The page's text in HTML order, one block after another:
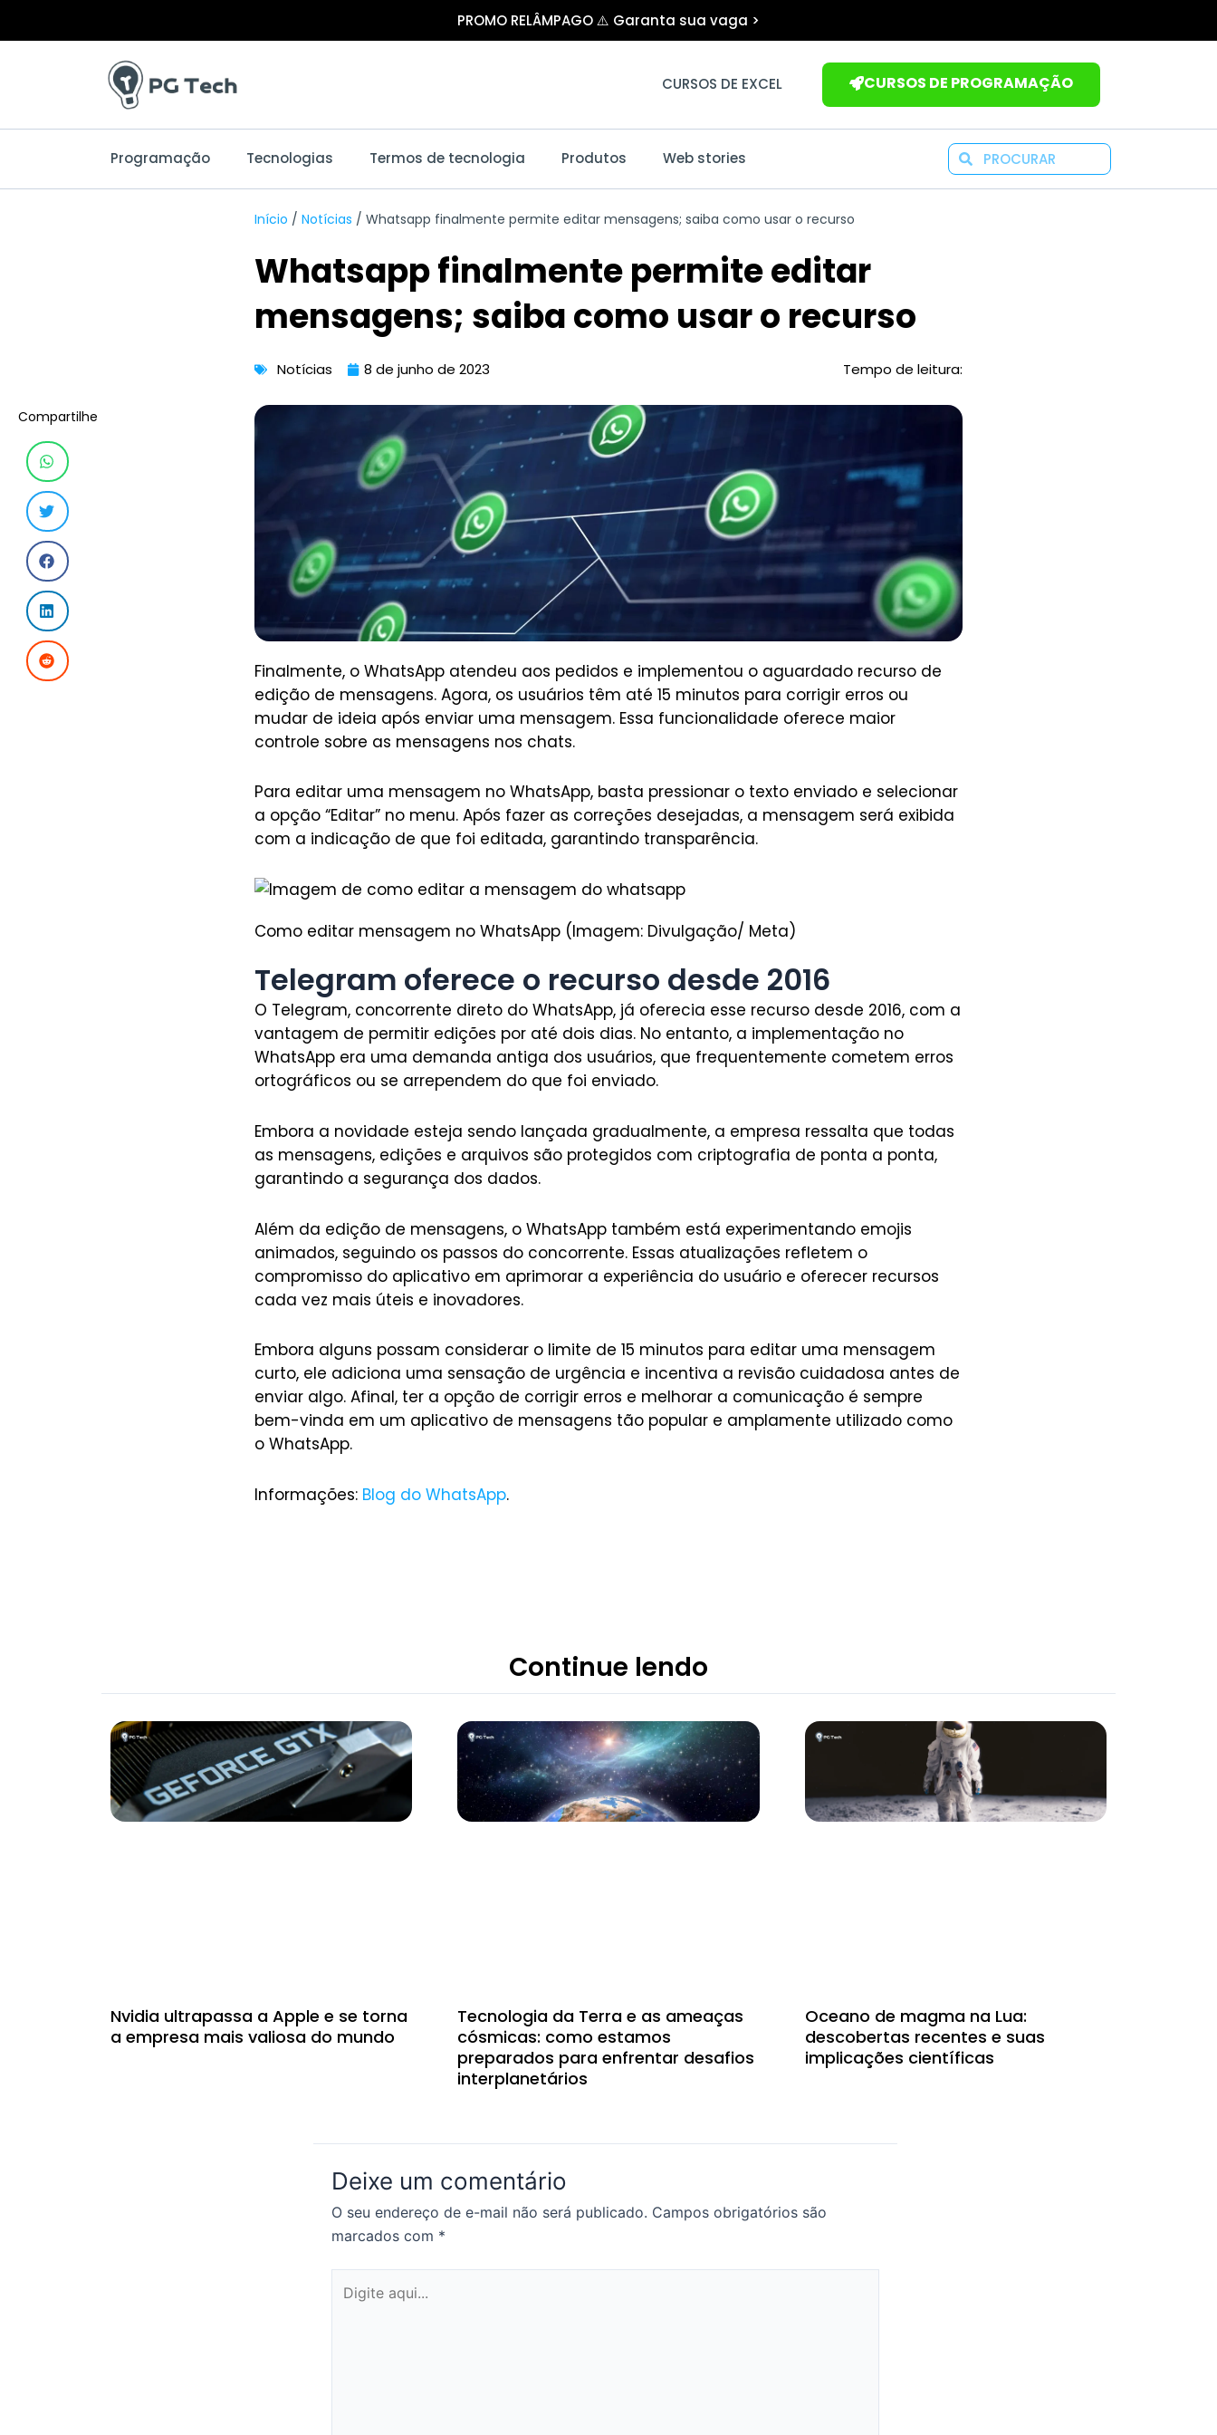
PROMO RELÂMPAGO ⚠️ Garanta sua vaga >
CURSOS DE EXCEL CURSOS DE PROGRAMAÇÃO
Programação Tecnologias Termos de tecnologia Produtos Web stories Search
Início / Notícias / Whatsapp finalmente permite editar mensagens; saiba como usar o recurso
Whatsapp finalmente permite editar
mensagens; saiba como usar o recurso
Notícias 8 de junho de 2023 Tempo de leitura:
Compartilhe
Finalmente, o WhatsApp atendeu aos pedidos e implementou o aguardado recurso de
edição de mensagens. Agora, os usuários têm até 15 minutos para corrigir erros ou
mudar de ideia após enviar uma mensagem. Essa funcionalidade oferece maior
controle sobre as mensagens nos chats.
Para editar uma mensagem no WhatsApp, basta pressionar o texto enviado e selecionar
a opção “Editar” no menu. Após fazer as correções desejadas, a mensagem será exibida
com a indicação de que foi editada, garantindo transparência.
Como editar mensagem no WhatsApp (Imagem: Divulgação/ Meta)
Telegram oferece o recurso desde 2016
O Telegram, concorrente direto do WhatsApp, já oferecia esse recurso desde 2016, com a
vantagem de permitir edições por até dois dias. No entanto, a implementação no
WhatsApp era uma demanda antiga dos usuários, que frequentemente cometem erros
ortográficos ou se arrependem do que foi enviado.
Embora a novidade esteja sendo lançada gradualmente, a empresa ressalta que todas
as mensagens, edições e arquivos são protegidos com criptografia de ponta a ponta,
garantindo a segurança dos dados.
Além da edição de mensagens, o WhatsApp também está experimentando emojis
animados, seguindo os passos do concorrente. Essas atualizações refletem o
compromisso do aplicativo em aprimorar a experiência do usuário e oferecer recursos
cada vez mais úteis e inovadores.
Embora alguns possam considerar o limite de 15 minutos para editar uma mensagem
curto, ele adiciona uma sensação de urgência e incentiva a revisão cuidadosa antes de
enviar algo. Afinal, ter a opção de corrigir erros e melhorar a comunicação é sempre
bem-vinda em um aplicativo de mensagens tão popular e amplamente utilizado como
o WhatsApp.
Informações: Blog do WhatsApp.
Continue lendo
Nvidia ultrapassa a Apple e se torna
a empresa mais valiosa do mundo
Tecnologia da Terra e as ameaças
cósmicas: como estamos
preparados para enfrentar desafios
interplanetários
Oceano de magma na Lua:
descobertas recentes e suas
implicações científicas
Deixe um comentário
O seu endereço de e-mail não será publicado. Campos obrigatórios são
marcados com *
aqui...